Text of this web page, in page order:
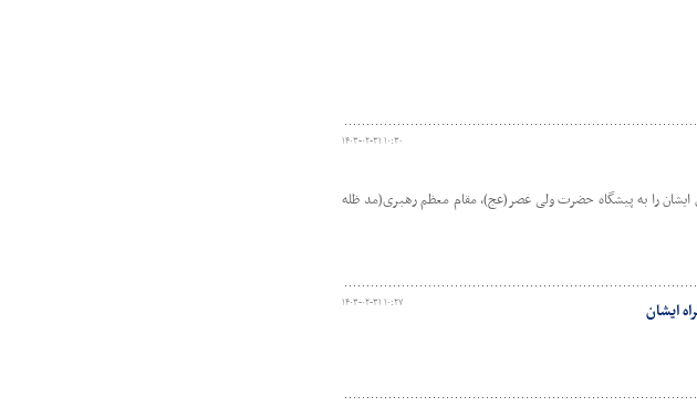
۱۴۰۳-۰۲-۳۱ ۱۰:۳۰
را به پیشگاه حضرت ولی عصر(عج)، مقام معظم رهبری(مد ظله
۱۴۰۳-۰۲-۳۱ ۱۰:۲۷ ایشان